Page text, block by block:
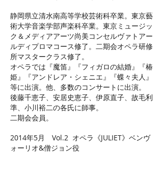
静岡県立清水南高等学校芸術科卒業。東京藝
術大学音楽学部声楽科卒業。東京ミュージッ
ク＆メディアアーツ尚美コンセルヴァトアー
ルディプロマコース修了。二期会オペラ研修
所マスタークラス修了。
オペラでは『魔笛』『フィガロの結婚』『椿
姫』『アンドレア・シェニエ』『蝶々夫人』
等に出演。他、多数のコンサートに出演。
後藤千恵子、安居史恵子、伊原直子、故毛利
準、小川裕二の各氏に師事。
二期会会員。
2014年5月 Vol.2 オペラ《JULIET》ベンヴ
ォーリオ&僧ジョン役